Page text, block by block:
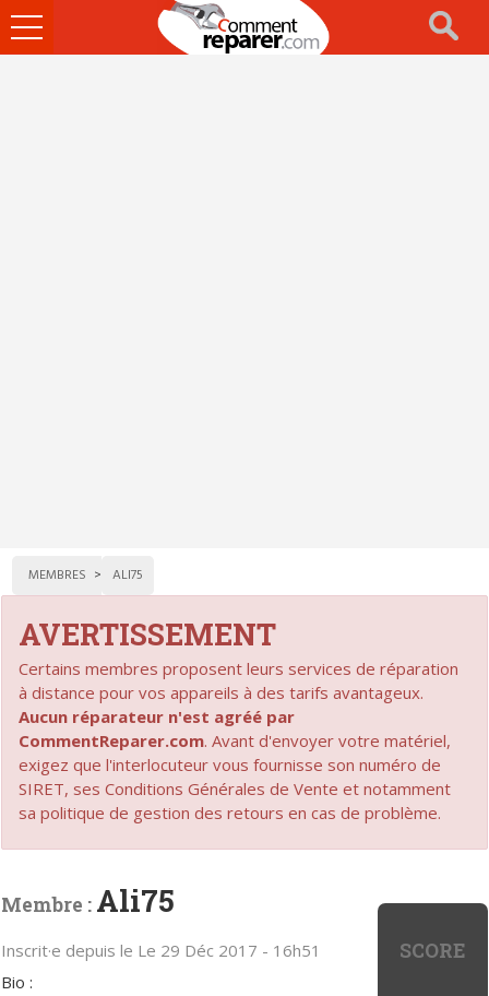
Ouvrir
le
MEMBRES ALI75
AVERTISSEMENT
Certains membres proposent leurs services de réparation
à distance pour vos appareils à des tarifs avantageux.
Aucun réparateur n'est agréé par
CommentReparer.com. Avant d'envoyer votre matériel,
exigez que l'interlocuteur vous fournisse son numéro de
SIRET, ses Conditions Générales de Vente et notamment
sa politique de gestion des retours en cas de problème.
SCORE
Membre : Ali75
Inscrit·e depuis le Le 29 Déc 2017 - 16h51
Bio :